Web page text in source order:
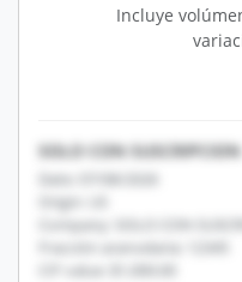
Incluye
SOLO CON SUSCRIPCION
Date: 07/08/2026
Origin: US
Company: SOLO CON
Fracción arancelaria: 12345
CIF value: $1,000.00